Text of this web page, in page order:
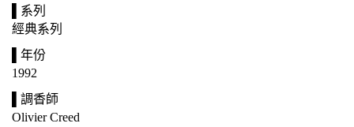
▌系列
經典系列
▌年份
1992
▌調香師
Olivier Creed